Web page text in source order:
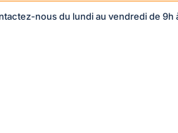
nous du lundi au vendredi de 9h